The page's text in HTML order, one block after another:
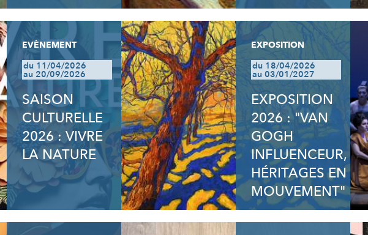
EVÈNEMENT
du 11/04/2026
au 20/09/2026
SAISON
CULTURELLE
2026 : VIVRE
LA NATURE
EXPOSITION
du 18/04/2026
au 03/01/2027
EXPOSITION
2026 : "VAN
GOGH
INFLUENCEUR,
HÉRITAGES EN
MOUVEMENT"